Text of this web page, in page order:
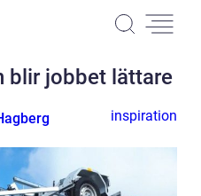
blir jobbet lättare
inspiration